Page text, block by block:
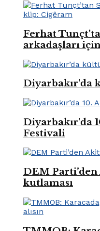
Ferhat
arkadaşları
Diyarbakır’da
Diyarbakır’da
Festivali
DEM
kutlaması